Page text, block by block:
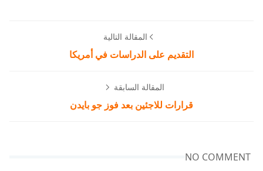
المقالة التالية
التقديم على الدراسات في أمريكا
المقالة السابقة
قرارات للاجئين بعد فوز جو بايدن
NO COMMENT